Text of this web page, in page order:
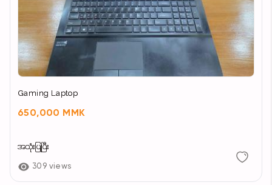
Gaming Laptop
650,000 MMK
အသုံးပြုပြီး
309 views